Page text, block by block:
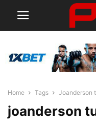
Home Tags Joanderson
joanderson